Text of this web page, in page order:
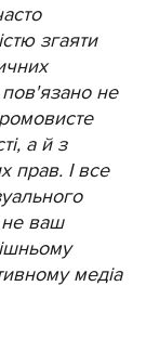
згаяти
пов'язано не
а й з
прав. І все
не ваш
медіа